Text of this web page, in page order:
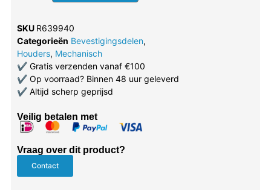
SKU R639940
Categorieën Bevestigingsdelen,
Houders, Mechanisch
✔Gratis verzenden vanaf €100
✔Op voorraad? Binnen 48 uur geleverd
✔Altijd scherp geprijsd
Veilig betalen met
Vraag over dit product?
Contact